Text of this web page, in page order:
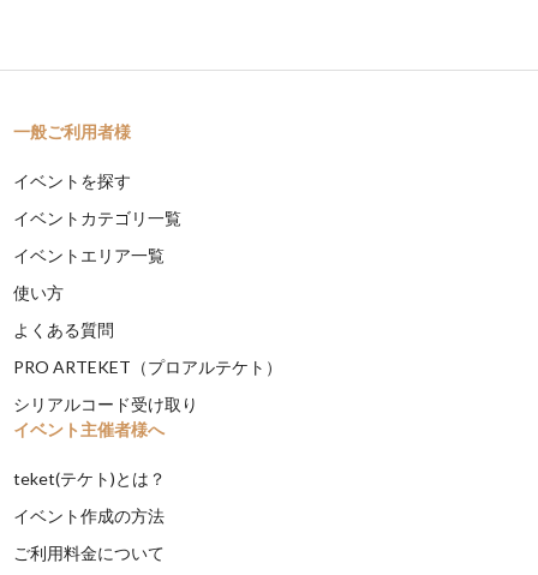
一般ご利用者様
イベントを探す
イベントカテゴリ一覧
イベントエリア一覧
使い方
よくある質問
PRO ARTEKET（プロアルテケト）
シリアルコード受け取り
イベント主催者様へ
teket(テケト)とは？
イベント作成の方法
ご利用料金について